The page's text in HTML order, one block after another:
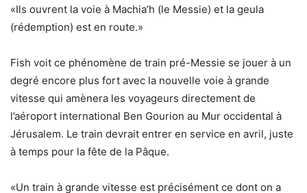
«Ils ouvrent la voie à Machia’h (le Messie) et la geula
(rédemption) est en route.»
Fish voit ce phénomène de train pré-Messie se jouer à un
degré encore plus fort avec la nouvelle voie à grande
vitesse qui amènera les voyageurs directement de
l’aéroport international Ben Gourion au Mur occidental à
Jérusalem. Le train devrait entrer en service en avril, juste
à temps pour la fête de la Pâque.
«Un train à grande vitesse est précisément ce dont on a